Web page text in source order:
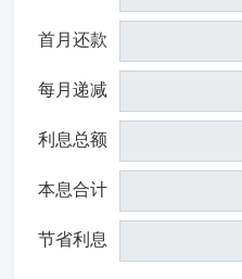
首月还款
每月递减
利息总额
本息合计
节省利息